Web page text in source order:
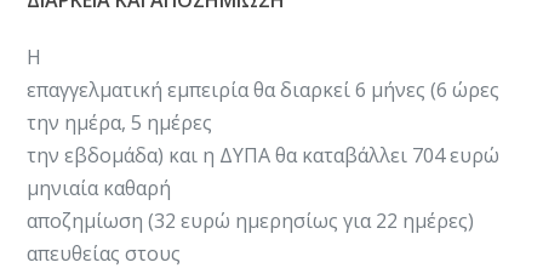
Η
επαγγελματική εμπειρία θα διαρκεί 6 μήνες (6 ώρες
την ημέρα, 5 ημέρες
την εβδομάδα) και η ΔΥΠΑ θα καταβάλλει 704 ευρώ
μηνιαία καθαρή
αποζημίωση (32 ευρώ ημερησίως για 22 ημέρες)
απευθείας στους